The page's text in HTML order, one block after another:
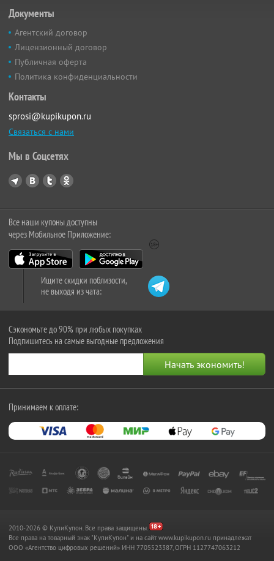
Документы
Агентский договор
Лицензионный договор
Публичная оферта
Политика конфиденциальности
Контакты
sprosi@kupikupon.ru
Связаться с нами
Мы в Соцсетях
Все наши купоны доступны
через Мобильное Приложение:
Ищите скидки поблизости,
не выходя из чата:
Сэкономьте до 90% при любых покупках
Подпишитесь на самые выгодные предложения
Принимаем к оплате:
2010-2026 © КупиКупон. Все права защищены.
Все права на товарный знак "КупиКупон" и на сайт www.kupikupon.ru принадлежат
OOO «Агентство цифровых решений» ИНН 7705523387, ОГРН 1127747063212